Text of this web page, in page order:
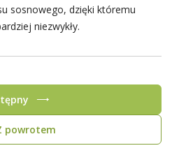
sosnowego, dzięki któremu
niezwykły.
powrotem